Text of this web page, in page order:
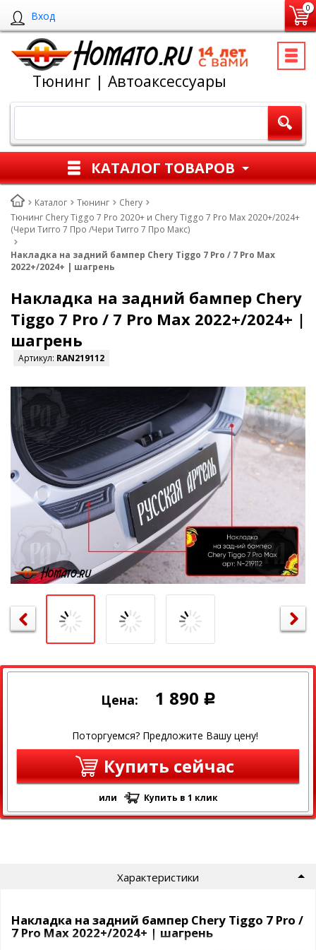
Вход
0
Тюнинг | Автоаксессуары
КАТАЛОГ ТОВАРОВ
Каталог Тюнинг
Chery
Тюнинг Chery Tiggo 7 Pro 2020+ и Chery Tiggo 7 Pro Max 2020+/2024+
(Чери Тигго 7 Про /Чери Тигго 7 Про Макс)
Накладка на задний бампер Chery Tiggo 7 Pro / 7 Pro Max
2022+/2024+ | шагрень
Накладка на задний бампер Chery
Tiggo 7 Pro / 7 Pro Max 2022+/2024+ |
шагрень
Артикул: RAN219112
Цена: 1 890 Р
Поторгуемся? Предложите Вашу цену!
Купить сейчас
или Купить в 1 клик
Характеристики
Накладка на задний бампер Chery Tiggo 7 Pro /
7 Pro Max 2022+/2024+ | шагрень